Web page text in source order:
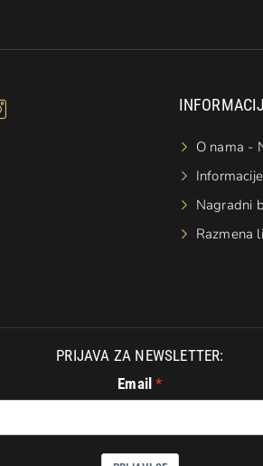
O nama -
Nagradni
Razmena
PRIJAVA ZA NEWSLETTER:
Email